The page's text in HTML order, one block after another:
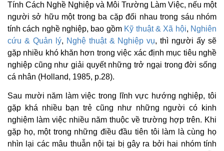
Tính Cách Nghề Nghiệp và Môi Trường Làm Việc, nếu một
người sở hữu một trong ba cặp đối nhau trong sáu nhóm
tính cách nghề nghiệp, bao gồm Kỹ thuật & Xã hội, Nghiên
cứu & Quản lý, Nghệ thuật & Nghiệp vụ, thì người ấy sẽ
gặp nhiều khó khăn hơn trong việc xác định mục tiêu nghề
nghiệp cũng như giải quyết những trở ngại trong đời sống
cá nhân (Holland, 1985, p.28).
Sau mười năm làm việc trong lĩnh vực hướng nghiệp, tôi
gặp khá nhiều bạn trẻ cũng như những người có kinh
nghiệm làm việc nhiều năm thuộc về trường hợp trên. Khi
gặp họ, một trong những điều đầu tiên tôi làm là cùng họ
nhìn lại các mâu thuẫn nội tại bị gây ra bởi hai nhóm tính